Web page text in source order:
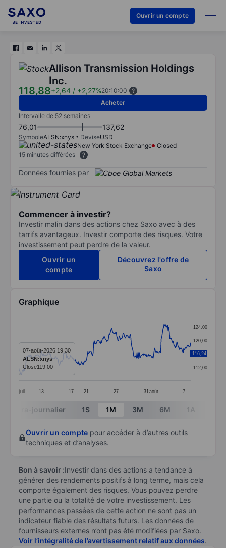
Ouvrir un compte
Allison Transmission Holdings
Inc.
118,88+2,64 / +2,27%20:10:00
Acheter
Intervalle de 52 semaines
76,01 137,62
SymboleALSN:xnys DeviseUSD
New York Stock Exchange
Closed
15 minutes différées
Données fournies par
Commencer à investir?
Investir malin dans des actions chez Saxo avec à des
tarrifs avantageux. Investir comporte des risques. Votre
investissement peut perdre de la valeur.
Ouvrir un
compte
Découvrez l'offre de
Saxo
Graphique
Line chart with 299 data points.
The chart has 1 X axis displaying categories.
The chart has 1 Y axis displaying values. Data
juil. 13 17 21 27 31 août 7
112,00
116,00
120,00
124,00
116,24
07-août-2026 19:30
ALSN:xnys
Close119,00
End of interactive chart.
Intra-journalier 1S 1M 3M 6M 1A
Ouvrir un compte pour accéder à d’autres outils
techniques et d’analyses.
Bon à savoir :Investir dans des actions a tendance à
générer des rendements positifs à long terme, mais cela
comporte également des risques. Vous pouvez perdre
une partie ou la totalité de votre investissement. Les
performances passées de cette action ne sont pas un
indicateur fiable des résultats futurs. Les données de
fournisseurs externes n’ont pas été modifiées par Saxo.
Voir l’intégralité de l’avertissement relatif aux données.